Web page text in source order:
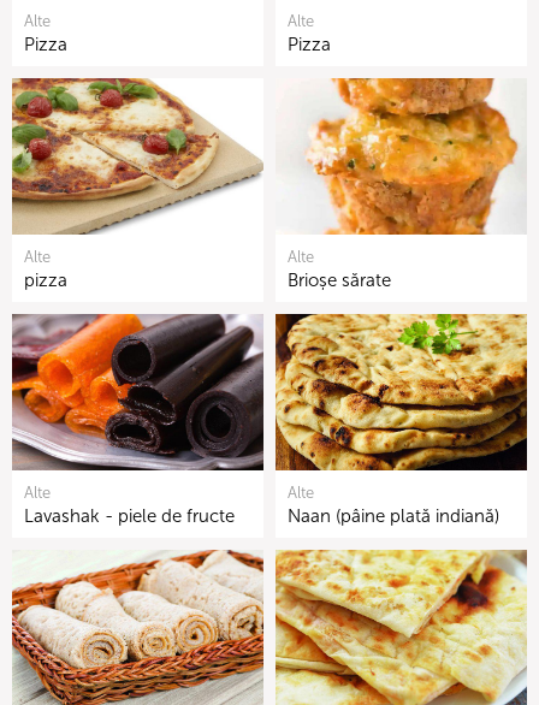
Alte
Pizza
Alte
Pizza
Alte
pizza
Alte
Brioșe sărate
Alte
Lavashak - piele de fructe
Alte
Naan (pâine plată indiană)